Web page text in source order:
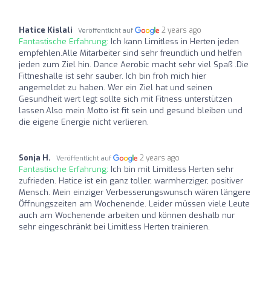
Hatice Kislali Veröffentlicht auf 2 years ago
Fantastische Erfahrung: Ich kann Limitless in Herten jeden
empfehlen.Alle Mitarbeiter sind sehr freundlich und helfen
jeden zum Ziel hin. Dance Aerobic macht sehr viel Spaß .Die
Fittneshalle ist sehr sauber. Ich bin froh mich hier
angemeldet zu haben. Wer ein Ziel hat und seinen
Gesundheit wert legt sollte sich mit Fitness unterstützen
lassen.Also mein Motto ist fit sein und gesund bleiben und
die eigene Energie nicht verlieren.
Sonja H. Veröffentlicht auf 2 years ago
Fantastische Erfahrung: Ich bin mit Limitless Herten sehr
zufrieden. Hatice ist ein ganz toller, warmherziger, positiver
Mensch. Mein einziger Verbesserungswunsch wären längere
Öffnungszeiten am Wochenende. Leider müssen viele Leute
auch am Wochenende arbeiten und können deshalb nur
sehr eingeschränkt bei Limitless Herten trainieren.